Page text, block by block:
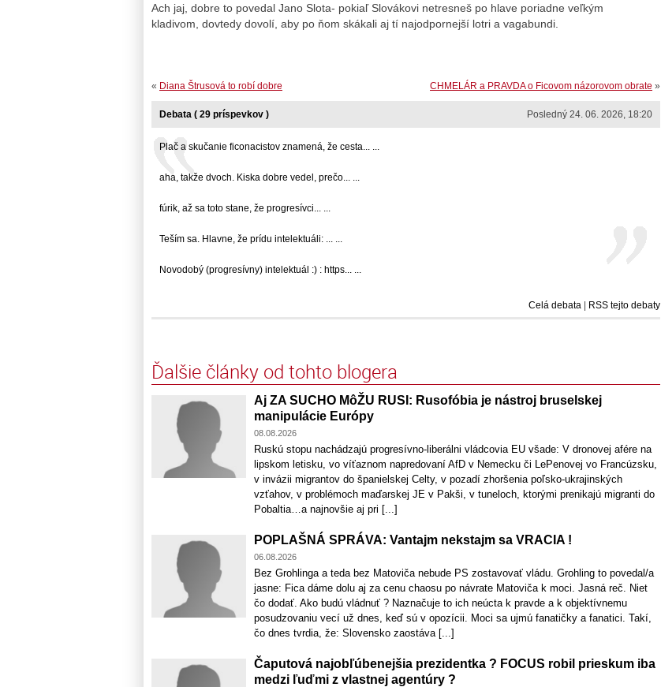
Ach jaj, dobre to povedal Jano Slota- pokiaľ Slovákovi netresneš po hlave poriadne veľkým
kladivom, dovtedy dovolí, aby po ňom skákali aj tí najodpornejší lotri a vagabundi.
CHMELÁR a PRAVDA o Ficovom názorovom obrate »
« Diana Štrusová to robí dobre
Posledný 24. 06. 2026, 18:20
Debata ( 29 príspevkov )
Plač a skučanie ficonacistov znamená, že cesta... ...
aha, takže dvoch. Kiska dobre vedel, prečo... ...
fúrik, až sa toto stane, že progresívci... ...
Teším sa. Hlavne, že prídu intelektuáli: ... ...
Novodobý (progresívny) intelektuál :) : https... ...
Celá debata | RSS tejto debaty
Ďalšie články od tohto blogera
Aj ZA SUCHO MôŽU RUSI: Rusofóbia je nástroj bruselskej
manipulácie Európy
08.08.2026
Ruskú stopu nachádzajú progresívno-liberálni vládcovia EU všade: V dronovej afére na
lipskom letisku, vo víťaznom napredovaní AfD v Nemecku či LePenovej vo Francúzsku,
v invázii migrantov do španielskej Celty, v pozadí zhoršenia poľsko-ukrajinských
vzťahov, v problémoch maďarskej JE v Pakši, v tuneloch, ktorými prenikajú migranti do
Pobaltia…a najnovšie aj pri [...]
POPLAŠNÁ SPRÁVA: Vantajm nekstajm sa VRACIA !
06.08.2026
Bez Grohlinga a teda bez Matoviča nebude PS zostavovať vládu. Grohling to povedal/a
jasne: Fica dáme dolu aj za cenu chaosu po návrate Matoviča k moci. Jasná reč. Niet
čo dodať. Ako budú vládnuť ? Naznačuje to ich neúcta k pravde a k objektívnemu
posudzovaniu vecí už dnes, keď sú v opozícii. Moci sa ujmú fanatičky a fanatici. Takí,
čo dnes tvrdia, že: Slovensko zaostáva [...]
Čaputová najobľúbenejšia prezidentka ? FOCUS robil prieskum iba
medzi ľuďmi z vlastnej agentúry ?